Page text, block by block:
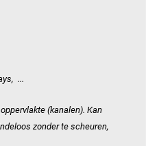
...
(kanalen). Kan
zonder te scheuren,